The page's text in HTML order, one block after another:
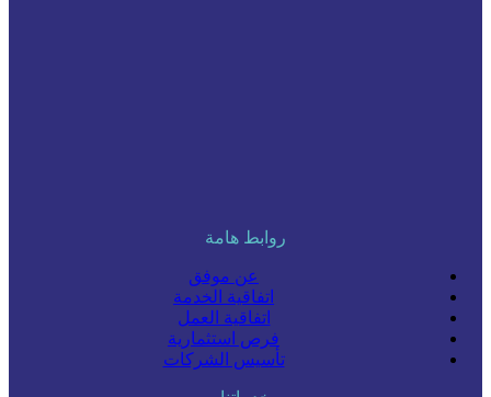
روابط هامة
عن موفق
اتفاقية الخدمة
اتفاقية العمل
فرص استثمارية
تأسيس الشركات